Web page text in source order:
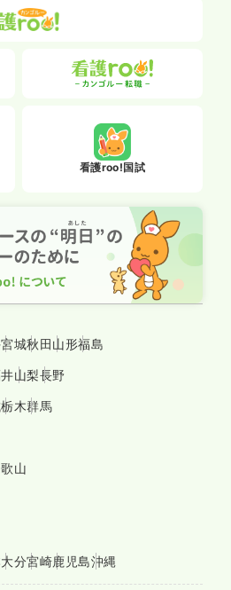
看護roo!国試
宮城秋田山形福島
山梨長野
栃木群馬
山
大分宮崎鹿児島沖縄